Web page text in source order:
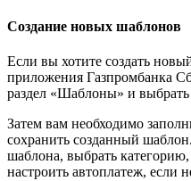
Создание новых шаблонов
Если вы хотите создать
приложения Газпромбанка
раздел «Шаблоны» и
Затем вам необходимо
сохранить созданный
шаблона, выбрать категорию,
настроить автоплатеж, если